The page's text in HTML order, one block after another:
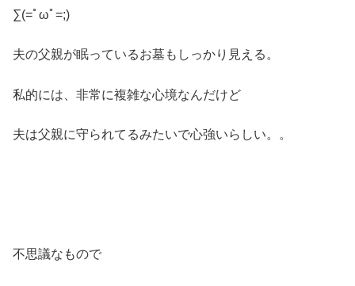
∑(=ﾟωﾟ=;)
夫の父親が眠っているお墓もしっかり見える。
私的には、非常に複雑な心境なんだけど
夫は父親に守られてるみたいで心強いらしい。。
不思議なもので